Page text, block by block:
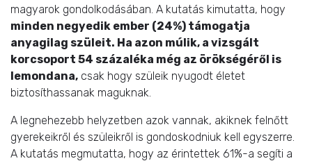
magyarok gondolkodásában. A kutatás kimutatta, hogy
minden negyedik ember (24%) támogatja
anyagilag szüleit. Ha azon múlik, a vizsgált
korcsoport 54 százaléka még az örökségéről is
lemondana, csak hogy szüleik nyugodt életet
biztosíthassanak maguknak.
A legnehezebb helyzetben azok vannak, akiknek felnőtt
gyerekeikről és szüleikről is gondoskodniuk kell egyszerre.
A kutatás megmutatta, hogy az érintettek 61%-a segíti a